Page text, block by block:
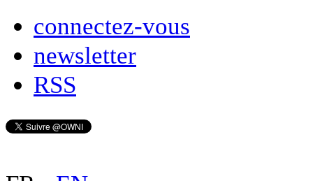
connectez-vous
newsletter
RSS